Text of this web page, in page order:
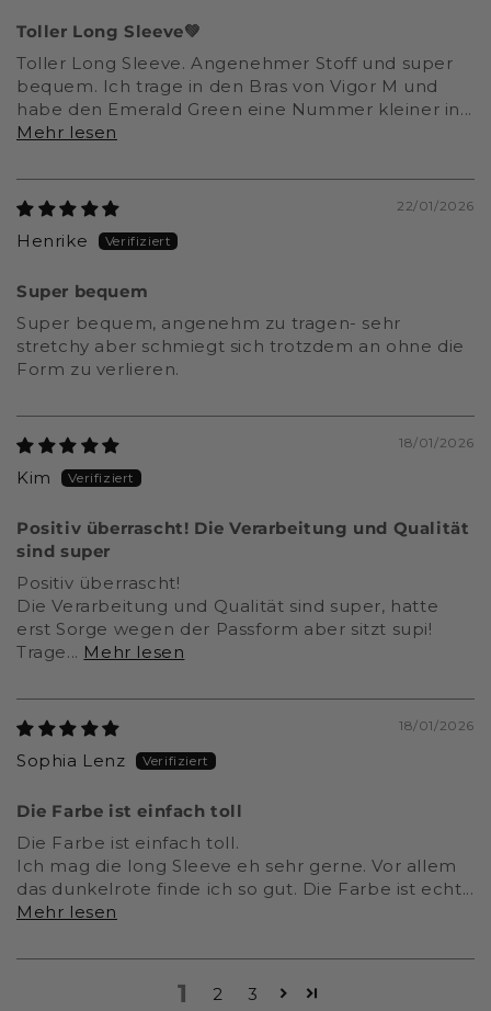
Toller Long Sleeve💚
Toller Long Sleeve. Angenehmer Stoff und super
bequem. Ich trage in den Bras von Vigor M und
habe den Emerald Green eine Nummer kleiner in...
Mehr lesen
22/01/2026
Henrike
Super bequem
Super bequem, angenehm zu tragen- sehr
stretchy aber schmiegt sich trotzdem an ohne die
Form zu verlieren.
18/01/2026
Kim
Positiv überrascht! Die Verarbeitung und Qualität
sind super
Positiv überrascht!
Die Verarbeitung und Qualität sind super, hatte
erst Sorge wegen der Passform aber sitzt supi!
Trage... Mehr lesen
18/01/2026
Sophia Lenz
Die Farbe ist einfach toll
Die Farbe ist einfach toll.
Ich mag die long Sleeve eh sehr gerne. Vor allem
das dunkelrote finde ich so gut. Die Farbe ist echt...
Mehr lesen
1 2 3